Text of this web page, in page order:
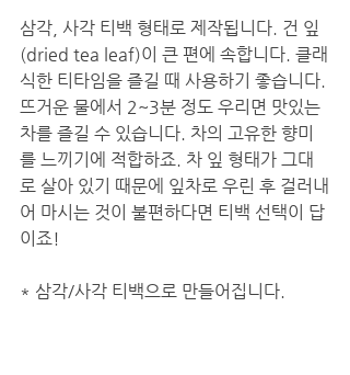
삼각, 사각 티백 형태로 제작됩니다. 건 잎
(dried tea leaf)이 큰 편에 속합니다. 클래
식한 티타임을 즐길 때 사용하기 좋습니다.
뜨거운 물에서 2~3분 정도 우리면 맛있는
차를 즐길 수 있습니다. 차의 고유한 향미
를 느끼기에 적합하죠. 차 잎 형태가 그대
로 살아 있기 때문에 잎차로 우린 후 걸러내
어 마시는 것이 불편하다면 티백 선택이 답
이죠!
* 삼각/사각 티백으로 만들어집니다.